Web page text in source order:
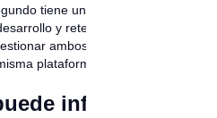
tiene un enfoque
y retención.
ambos procesos
plataforma.
influir el